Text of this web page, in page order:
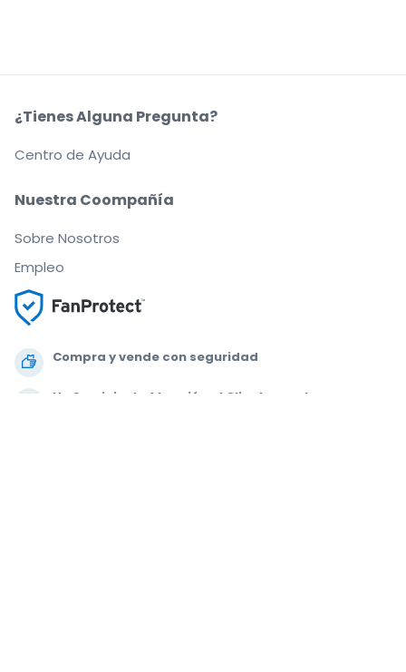
Compra y vende con seguridad
Un Servicio de Atención al Cliente que te
Nuestra Coompañía
Sobre Nosotros
Empleo
¿Tienes Alguna Pregunta?
Centro de Ayuda